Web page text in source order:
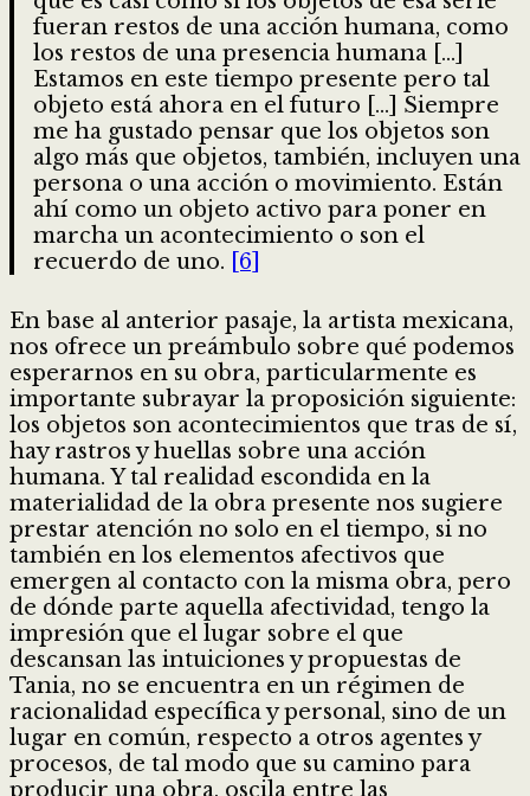
fueran restos de una acción humana, como
los restos de una presencia humana […]
Estamos en este tiempo presente pero tal
objeto está ahora en el futuro […] Siempre
me ha gustado pensar que los objetos son
algo más que objetos, también, incluyen una
persona o una acción o movimiento. Están
ahí como un objeto activo para poner en
marcha un acontecimiento o son el
recuerdo de uno.
[6]
En base al anterior pasaje, la artista mexicana,
nos ofrece un preámbulo sobre qué podemos
esperarnos en su obra, particularmente es
importante subrayar la proposición siguiente:
los objetos son acontecimientos que tras de sí,
hay rastros y huellas sobre una acción
humana. Y tal realidad escondida en la
materialidad de la obra presente nos sugiere
prestar atención no solo en el tiempo, si no
también en los elementos afectivos que
emergen al contacto con la misma obra, pero
de dónde parte aquella afectividad, tengo la
impresión que el lugar sobre el que
descansan las intuiciones y propuestas de
Tania, no se encuentra en un régimen de
racionalidad específica y personal, sino de un
lugar en común, respecto a otros agentes y
procesos, de tal modo que su camino para
producir una obra, oscila entre las